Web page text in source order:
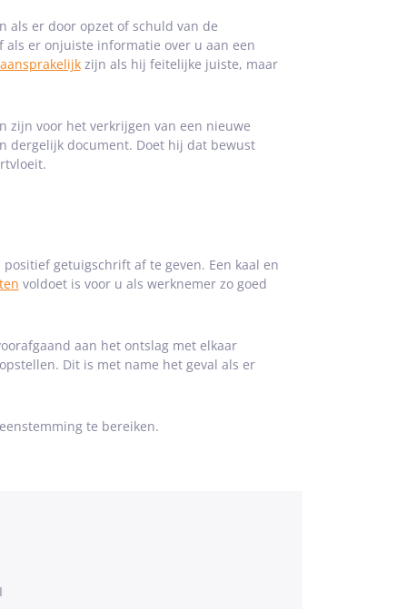
als er door opzet of schuld van de
er onjuiste informatie over u aan een
zijn als hij feitelijke juiste, maar
zijn voor het verkrijgen van een nieuwe
dergelijk document. Doet hij dat bewust
getuigschrift af te geven. Een kaal en
voldoet is voor u als werknemer zo goed
aan het ontslag met elkaar
Dit is met name het geval als er
te bereiken.